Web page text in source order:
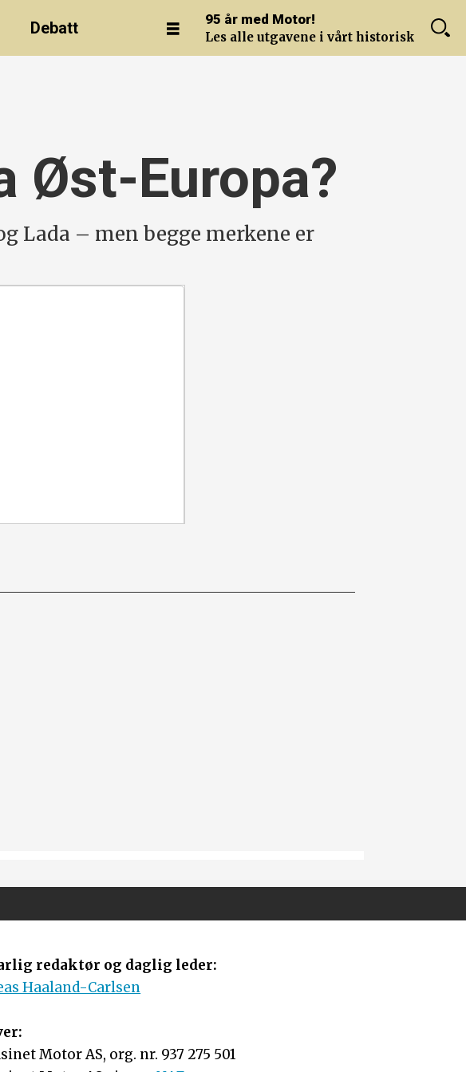
Debatt 95 år med Motor!
Les alle utgavene i vårt historiske arkiv.
Øst-Europa?
Lada – men begge merkene er
redaktør og daglig leder:
Haaland-Carlsen
Motor AS, org. nr. 937 275 501